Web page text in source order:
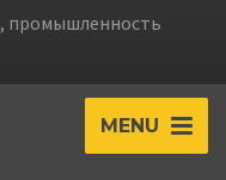
промышленность
MENU